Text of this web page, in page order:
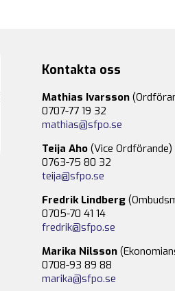
Kontakta oss
Mathias Ivarsson
0707-77 19 32
mathias@sfpo.se
Teija Aho (Vice Ordförande)
0763-75 80 32
teija@sfpo.se
Fredrik Lindberg
0705-70 41 14
fredrik@sfpo.se
Marika Nilsson
0708-93 89 88
marika@sfpo.se